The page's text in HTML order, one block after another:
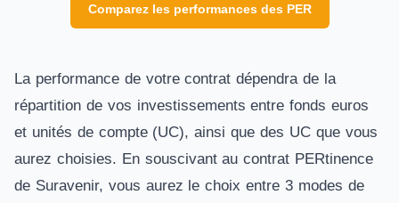
Comparez les performances des PER
La performance de votre contrat dépendra de la
répartition de vos investissements entre fonds euros
et unités de compte (UC), ainsi que des UC que vous
aurez choisies. En souscivant au contrat PERtinence
de Suravenir, vous aurez le choix entre 3 modes de